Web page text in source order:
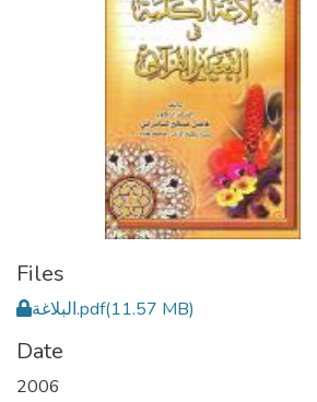
Files
البلاغة.pdf(11.57 MB)
Date
2006